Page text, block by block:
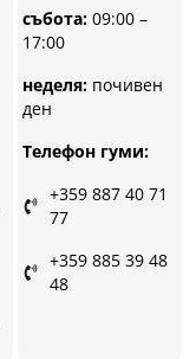
събота: 09:00 –
17:00
неделя: почивен
ден
Телефон гуми:
+359 887 40 71
77
+359 885 39 48
48